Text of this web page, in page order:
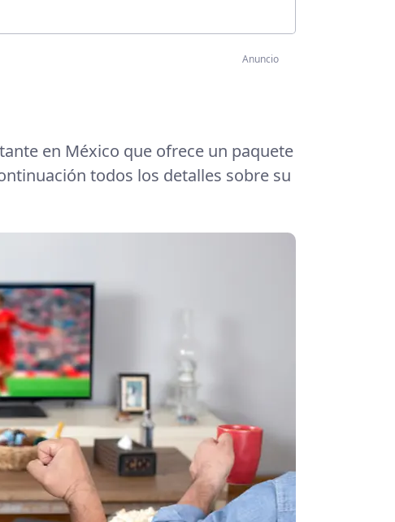
Anuncio
en México que ofrece un paquete
todos los detalles sobre su